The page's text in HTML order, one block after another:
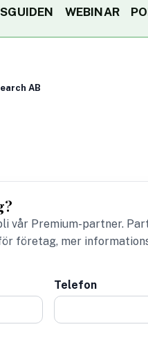
WEBINAR
AB
vår Premium-partner.
företag, mer
Telefon